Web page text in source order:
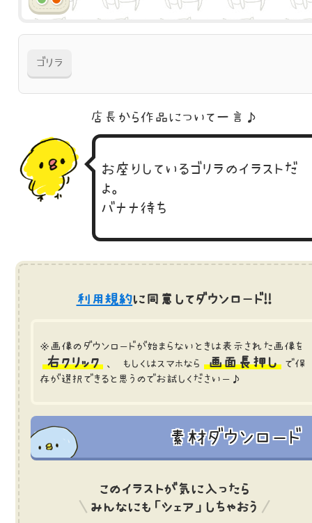
ゴリラ
店長から作品に ついて一言♪
お座りしているゴリラのイラストだ
よ。
バナナ待ち
利用規約に同意してダウンロード!!
※画像のダウンロードが始まらないときは表示された画像を
右クリック 、 もしくはスマホなら 画面長押し
で保
存が選択できると思うのでお試しくださいー♪
素材ダウンロード
このイラストが気に入ったら
みんなにも「シェア」しちゃおう